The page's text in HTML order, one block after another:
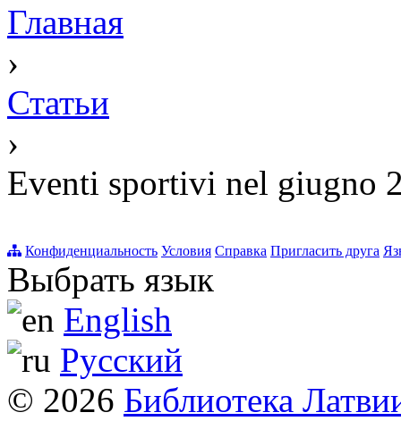
Главная
›
Статьи
›
Eventi sportivi nel giugno
Конфиденциальность Условия Справка Пригласить друга
Выбрать язык
English
Русский
© 2026 Библиотека